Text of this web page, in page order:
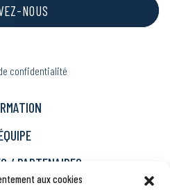
aux cookies
NOUS
confidentialité
/ PARTENAIRES